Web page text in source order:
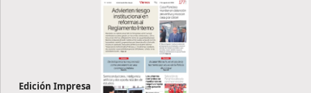
Edición Impresa